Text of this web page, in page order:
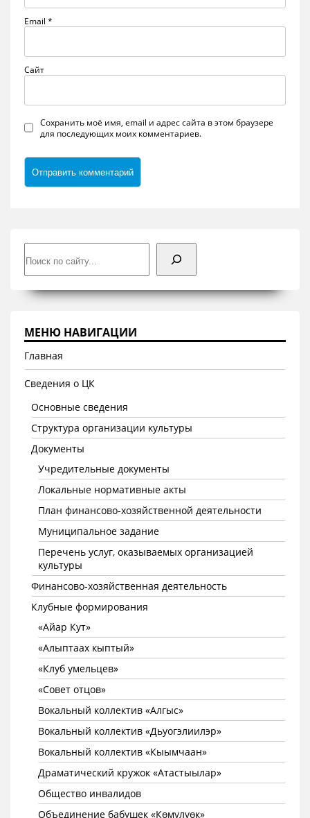
Email *
Сайт
Сохранить моё имя, email и адрес сайта в этом браузере
для последующих моих комментариев.
МЕНЮ НАВИГАЦИИ
Главная
Сведения о ЦК
Основные сведения
Структура организации культуры
Документы
Учредительные документы
Локальные нормативные акты
План финансово-хозяйственной деятельности
Муниципальное задание
Перечень услуг, оказываемых организацией
культуры
Финансово-хозяйственная деятельность
Клубные формирования
«Айар Кут»
«Алыптаах кыптый»
«Клуб умельцев»
«Совет отцов»
Вокальный коллектив «Алгыс»
Вокальный коллектив «Дьуогэлиилэр»
Вокальный коллектив «Кыымчаан»
Драматический кружок «Атастыылар»
Общество инвалидов
Объединение бабушек «Көмүлүөк»